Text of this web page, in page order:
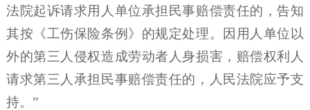
法院起诉请求用人单位承担民事赔偿责任的，告知
其按《工伤保险条例》的规定处理。因用人单位以
外的第三人侵权造成劳动者人身损害，赔偿权利人
请求第三人承担民事赔偿责任的，人民法院应予支
持。”